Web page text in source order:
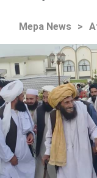
Mepa News >